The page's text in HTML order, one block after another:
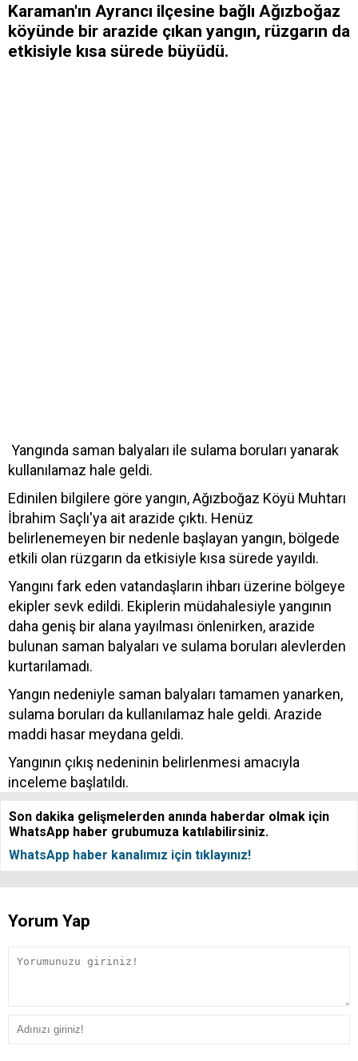
Karaman'ın Ayrancı ilçesine bağlı Ağızboğaz
köyünde bir arazide çıkan yangın, rüzgarın da
etkisiyle kısa sürede büyüdü.
Yangında saman balyaları ile sulama boruları yanarak
kullanılamaz hale geldi.
Edinilen bilgilere göre yangın, Ağızboğaz Köyü Muhtarı
İbrahim Saçlı'ya ait arazide çıktı. Henüz
belirlenemeyen bir nedenle başlayan yangın, bölgede
etkili olan rüzgarın da etkisiyle kısa sürede yayıldı.
Yangını fark eden vatandaşların ihbarı üzerine bölgeye
ekipler sevk edildi. Ekiplerin müdahalesiyle yangının
daha geniş bir alana yayılması önlenirken, arazide
bulunan saman balyaları ve sulama boruları alevlerden
kurtarılamadı.
Yangın nedeniyle saman balyaları tamamen yanarken,
sulama boruları da kullanılamaz hale geldi. Arazide
maddi hasar meydana geldi.
Yangının çıkış nedeninin belirlenmesi amacıyla
inceleme başlatıldı.
Son dakika gelişmelerden anında haberdar olmak için
WhatsApp haber grubumuza katılabilirsiniz.
WhatsApp haber kanalımız için tıklayınız!
Yorum Yap